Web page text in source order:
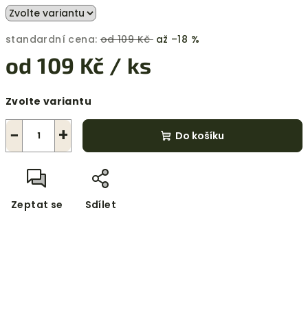
standardní cena: od 109 Kč až –18 %
od109 Kč / ks
cena:
Zvolte variantu
+
− Do košíku
Zeptat se Sdílet